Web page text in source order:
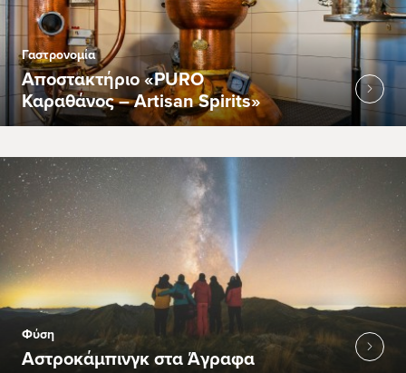
Γαστρονομία
Αποστακτήριο «PURO
Καραθάνος – Artisan Spirits»
Φύση
Αστροκάμπινγκ στα Άγραφα